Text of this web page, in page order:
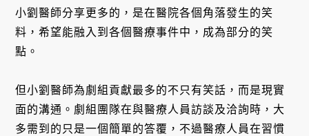
小劉醫師分享更多的，是在醫院各個角落發生的笑
料，希望能融入到各個醫療事件中，成為部分的笑
點。
但小劉醫師為劇組貢獻最多的不只有笑話，而是現實
面的溝通。劇組團隊在與醫療人員訪談及洽詢時，大
多需到的只是一個簡單的答覆，不過醫療人員在習慣